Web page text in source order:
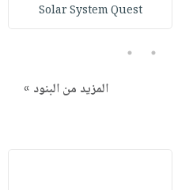
Solar System Quest
4
5
المزيد من البنود »